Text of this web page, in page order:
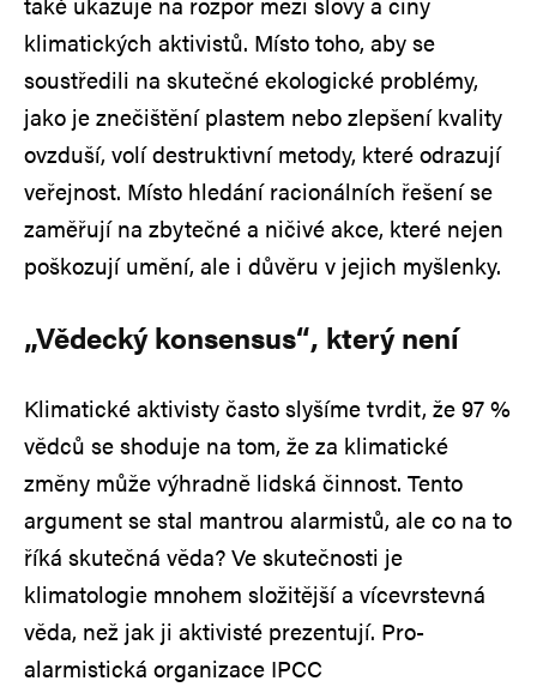
klimatických aktivistů. Místo toho, aby se
soustředili na skutečné ekologické problémy,
jako je znečištění plastem nebo zlepšení kvality
ovzduší, volí destruktivní metody, které odrazují
veřejnost. Místo hledání racionálních řešení se
zaměřují na zbytečné a ničivé akce, které nejen
poškozují umění, ale i důvěru v jejich myšlenky.
„Vědecký konsensus“, který není
Klimatické aktivisty často slyšíme tvrdit, že 97 %
vědců se shoduje na tom, že za klimatické
změny může výhradně lidská činnost. Tento
argument se stal mantrou alarmistů, ale co na to
říká skutečná věda? Ve skutečnosti je
klimatologie mnohem složitější a vícevrstevná
věda, než jak ji aktivisté prezentují. Pro-
alarmistická organizace IPCC